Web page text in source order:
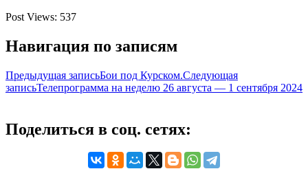
Post Views: 537
Навигация по записям
Предыдущая записьБои под Курском.Следующая
записьТелепрограмма на неделю 26 августа — 1 сентября 2024
Поделиться в соц. сетях: